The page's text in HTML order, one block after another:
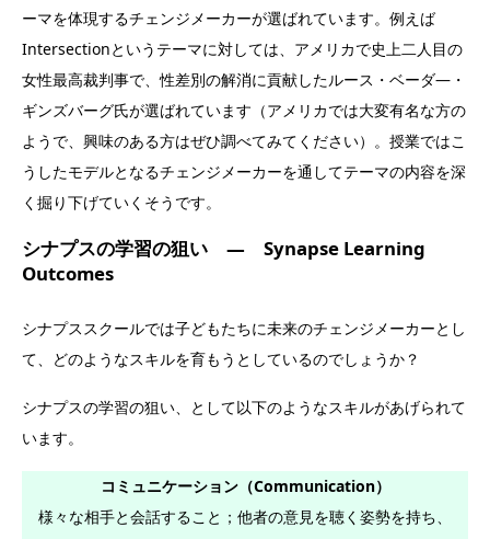
ーマを体現するチェンジメーカーが選ばれています。例えば
Intersectionというテーマに対しては、アメリカで史上二人目の
女性最高裁判事で、性差別の解消に貢献したルース・ベーダ―・
ギンズバーグ氏が選ばれています（アメリカでは大変有名な方の
ようで、興味のある方はぜひ調べてみてください）。授業ではこ
うしたモデルとなるチェンジメーカーを通してテーマの内容を深
く掘り下げていくそうです。
シナプスの学習の狙い ― Synapse Learning
Outcomes
シナプススクールでは子どもたちに未来のチェンジメーカーとし
て、どのようなスキルを育もうとしているのでしょうか？
シナプスの学習の狙い、として以下のようなスキルがあげられて
います。
コミュニケーション（Communication）
様々な相手と会話すること；他者の意見を聴く姿勢を持ち、